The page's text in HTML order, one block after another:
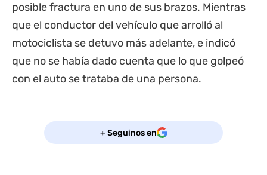
posible fractura en uno de sus brazos. Mientras
que el conductor del vehículo que arrolló al
motociclista se detuvo más adelante, e indicó
que no se había dado cuenta que lo que golpeó
con el auto se trataba de una persona.
+ Seguinos en